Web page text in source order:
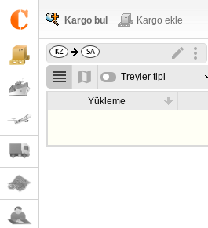
Kargo bul Kargo ekle
Treyler tipi
Yükleme